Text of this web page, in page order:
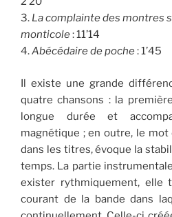
3. La complainte des montres
monticole: 11’14
4.Abécédaire de poche: 1’45
Il existe une grande
quatre chansons : la
longue durée et
magnétique ; en outre, le mot
dans les titres, évoque la
temps. La partie
exister rythmiquement, elle
courant de la bande dans